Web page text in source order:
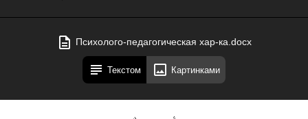
Психолого-педагогическая хар-ка.docx
Текстом Картинками